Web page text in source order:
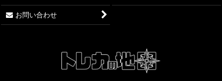
【ワンピースカード】ブースターパック 蒼海の七傑【OP-14】
【ワンピースカード】ブースターパック 受け継がれる意志
お問い合わせ